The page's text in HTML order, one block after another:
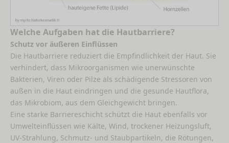
Welche Aufgaben hat die Hautbarriere?
Schutz vor äußeren Einflüssen
Die Hautbarriere reduziert die Empfindlichkeit der Haut. Sie
verhindert, dass Mikroorganismen wie unerwünschte
Bakterien, Viren oder Pilze als schädigende Stressoren von
außen in die Haut eindringen und die gesunde Hautflora,
das Mikrobiom, aus dem Gleichgewicht bringen.
Eine starke Barriereschicht schützt die Haut ebenfalls vor
Umwelteinflüssen wie Kälte, Wind, trockener Heizungsluft,
UV-Strahlung, Schmutz- und Staubpartikeln, die Rötungen,